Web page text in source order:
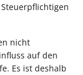
nicht
auf den
Es ist deshalb